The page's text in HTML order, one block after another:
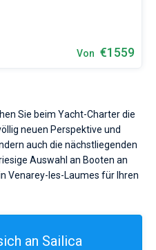
Von €1559
Sie beim Yacht-Charter die
neuen Perspektive und
auch die nächstliegenden
Auswahl an Booten an
Venarey-les-Laumes für Ihren
an Sailica